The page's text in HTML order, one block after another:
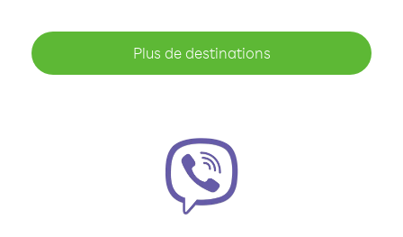
Plus de destinations